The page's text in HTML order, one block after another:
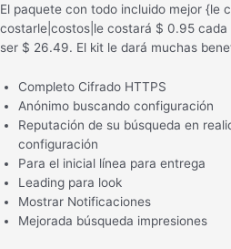
El paquete con todo incluido mejor {le
costarle|costos|le costará $ 0.95 cada
ser $ 26.49. El kit le dará muchas
Completo Cifrado HTTPS
Anónimo buscando configuración
Reputación de su búsqueda en
configuración
Para el inicial línea para entrega
Leading para look
Mostrar Notificaciones
Mejorada búsqueda impresiones